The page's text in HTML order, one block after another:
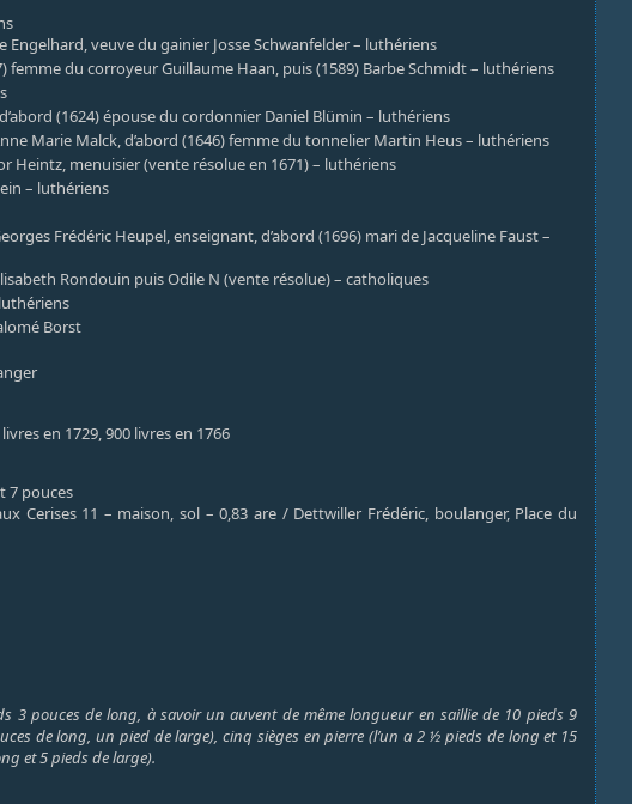
Engelhard, veuve du gainier Josse Schwanfelder – luthériens
femme du corroyeur Guillaume Haan, puis (1589) Barbe Schmidt – luthériens
(1624) épouse du cordonnier Daniel Blümin – luthériens
Marie Malck, d’abord (1646) femme du tonnelier Martin Heus – luthériens
Heintz, menuisier (vente résolue en 1671) – luthériens
– luthériens
Frédéric Heupel, enseignant, d’abord (1696) mari de Jacqueline Faust –
Rondouin puis Odile N (vente résolue) – catholiques
Borst
en 1729, 900 livres en 1766
7 pouces
Cerises 11 – maison, sol – 0,83 are / Dettwiller Frédéric, boulanger, Place du
3 pouces de long, à savoir un auvent de même longueur en saillie de 10 pieds 9
de long, un pied de large), cinq sièges en pierre (l’un a 2 ½ pieds de long et 15
et 5 pieds de large).